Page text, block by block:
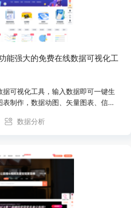
能强大的免费在线数据可视化工
可视化工具，输入数据即可一键生
制作，数据动图、矢量图表、信息
可视化模版，内容创作、媒体运
数据分析